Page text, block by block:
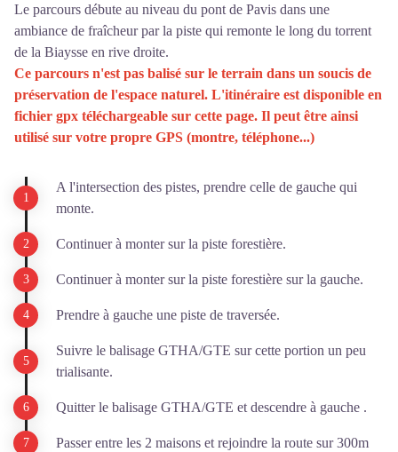
Le parcours débute au niveau du pont de Pavis dans une
ambiance de fraîcheur par la piste qui remonte le long du torrent
de la Biaysse en rive droite.
Ce parcours n'est pas balisé sur le terrain dans un soucis de
préservation de l'espace naturel. L'itinéraire est disponible en
fichier gpx téléchargeable sur cette page. Il peut être ainsi
utilisé sur votre propre GPS (montre, téléphone...)
A l'intersection des pistes, prendre celle de gauche qui
monte.
Continuer à monter sur la piste forestière.
Continuer à monter sur la piste forestière sur la gauche.
Prendre à gauche une piste de traversée.
Suivre le balisage GTHA/GTE sur cette portion un peu
trialisante.
Quitter le balisage GTHA/GTE et descendre à gauche .
Passer entre les 2 maisons et rejoindre la route sur 300m